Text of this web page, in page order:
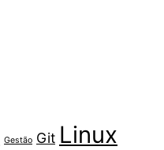
Gestão Git Linux